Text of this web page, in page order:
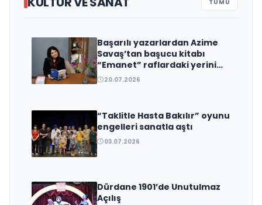
TÜMÜ
Edebiyat Dünyasında Bir Genç
Deha Doğuyor: Dilruba Engin
ve Zift Karası Evreni ‘AVENOİR’
Başarılı yazarlardan Azime
Savaş’tan başucu kitabı
“Emanet” raflardaki yerini
aldı
20.07.2026
“Taklitle Hasta Bakılır” oyunu
engelleri sanatla aştı
03.07.2026
Dürdane 1901’de Unutulmaz
Açılış